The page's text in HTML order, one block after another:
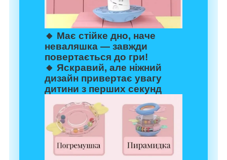
🔸 Має стійке дно, наче
неваляшка — завжди
повертається до гри!
🔸 Яскравий, але ніжний
дизайн привертає увагу
дитини з перших секунд